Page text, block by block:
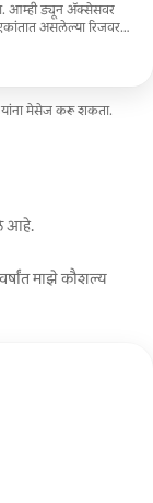
आम्ही ड्यून ॲक्सेसवर
असलेल्या रिजवर
यांना मेसेज करू शकता.
आहे.
माझे कौशल्य